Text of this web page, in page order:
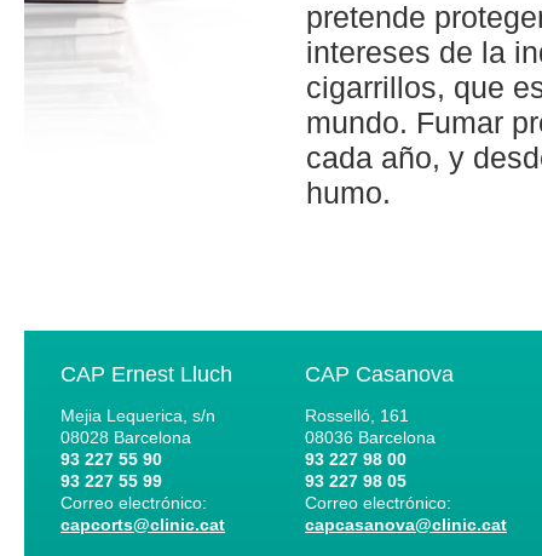
pretende
intereses de la
cigarrillos, que
mundo. Fumar
cada año, y
humo.
CAP Ernest Lluch
Mejia Lequerica, s/n
08028 Barcelona
93 227 55 90
93 227 55 99
Correo electrónico:
capcorts@clinic.cat
CAP Casanova
Rosselló, 161
08036 Barcelona
93 227 98 00
93 227 98 05
Correo electrónico:
capcasanova@clinic.cat